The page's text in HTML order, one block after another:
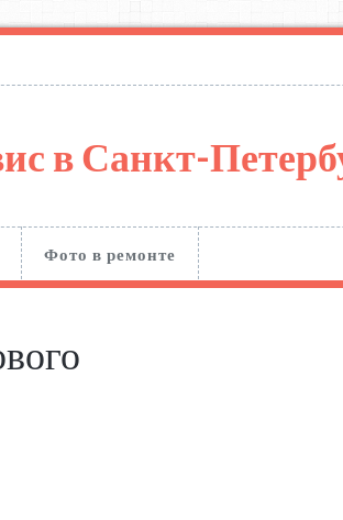
в Санкт-
Фото в ремонте